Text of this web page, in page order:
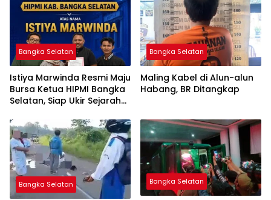
Bangka Selatan
Istiya Marwinda Resmi Maju
Bursa Ketua HIPMI Bangka
Selatan, Siap Ukir Sejarah
Pertama
Bangka Selatan
Maling Kabel di Alun-alun
Habang, BR Ditangkap
Bangka Selatan Bangka Selatan